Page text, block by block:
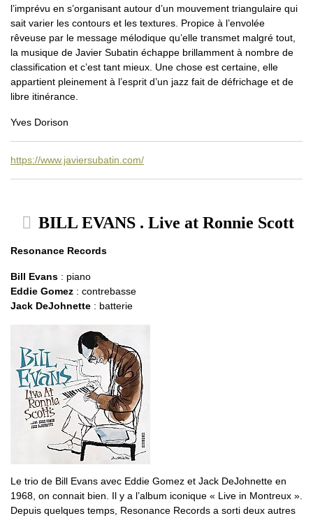
l’imprévu en s’organisant autour d’un mouvement triangulaire qui
sait varier les contours et les textures. Propice à l’envolée
rêveuse par le message mélodique qu’elle transmet malgré tout,
la musique de Javier Subatin échappe brillamment à nombre de
classification et c’est tant mieux. Une chose est certaine, elle
appartient pleinement à l’esprit d’un jazz fait de défrichage et de
libre itinérance.
Yves Dorison
https://www.javiersubatin.com/
BILL EVANS . Live at Ronnie Scott
Resonance Records
Bill Evans : piano
Eddie Gomez : contrebasse
Jack DeJohnette : batterie
Le trio de Bill Evans avec Eddie Gomez et Jack DeJohnette en
1968, on connait bien. Il y a l’album iconique « Live in Montreux ».
Depuis quelques temps, Resonance Records a sorti deux autres